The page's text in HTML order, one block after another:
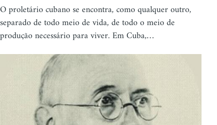
O proletário cubano se encontra, como qualquer outro,
separado de todo meio de vida, de todo o meio de
produção necessário para viver. Em Cuba,…